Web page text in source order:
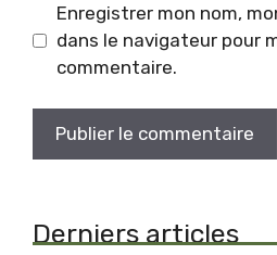
Enregistrer mon nom,
dans le navigateur pour
commentaire.
Derniers articles